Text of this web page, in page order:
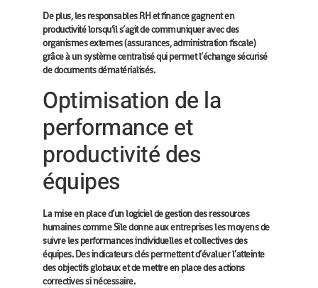
De plus, les responsables RH et finance gagnent en
productivité lorsqu’il s’agit de communiquer avec des
organismes externes (assurances, administration fiscale)
grâce à un système centralisé qui permet l’échange sécurisé
de documents dématérialisés.
Optimisation de la
performance et
productivité des
équipes
La mise en place d’un logiciel de gestion des ressources
humaines comme Sile donne aux entreprises les moyens de
suivre les performances individuelles et collectives des
équipes. Des indicateurs clés permettent d’évaluer l’atteinte
des objectifs globaux et de mettre en place des actions
correctives si nécessaire.